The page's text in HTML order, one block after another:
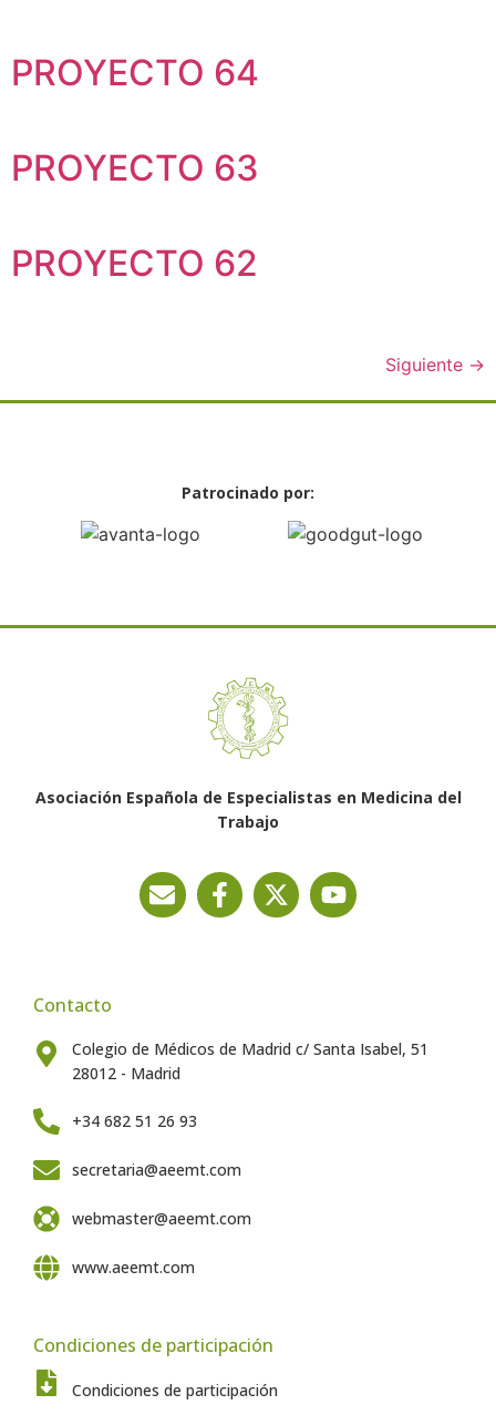
PROYECTO 64
PROYECTO 63
PROYECTO 62
Siguiente →
Patrocinado por:
Asociación Española de Especialistas en Medicina del
Trabajo
Contacto
Colegio de Médicos de Madrid c/ Santa Isabel, 51
28012 - Madrid
+34 682 51 26 93
secretaria@aeemt.com
webmaster@aeemt.com
www.aeemt.com
Condiciones de participación
Condiciones de participación